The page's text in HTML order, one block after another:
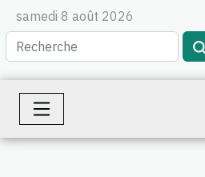
samedi 8 août 2026